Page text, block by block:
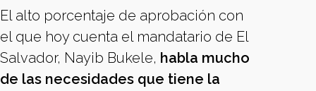
El alto porcentaje de aprobación con
el que hoy cuenta el mandatario de El
Salvador, Nayib Bukele, habla mucho
de las necesidades que tiene la